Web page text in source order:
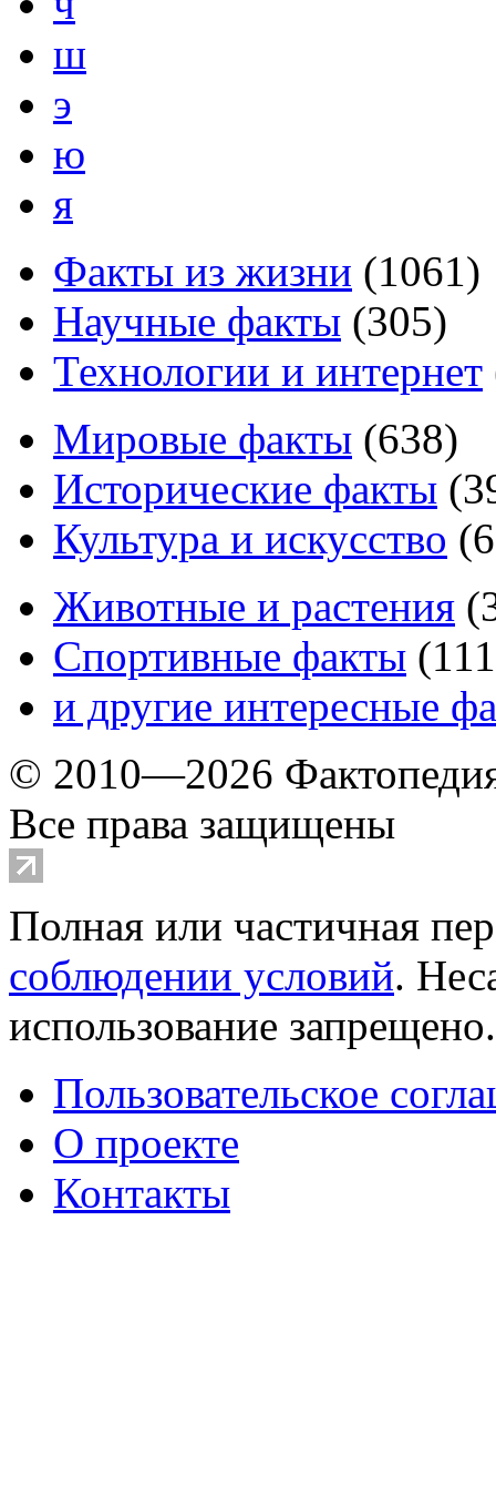
ш
э
ю
я
Факты из жизни (1061)
Научные факты (305)
Технологии и интернет
Мировые факты (638)
Исторические факты (
Культура и искусство (
Животные и растения (
Спортивные факты (111
и другие интересные
© 2010—2026
Все права защищены
Полная или частичная
соблюдении условий.
использование
Пользовательское
О проекте
Контакты